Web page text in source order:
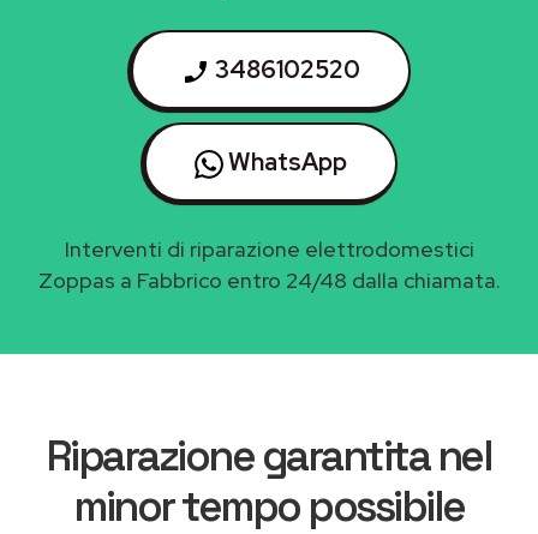
3486102520
WhatsApp
Interventi di riparazione elettrodomestici
Zoppas a Fabbrico entro 24/48 dalla chiamata.
Riparazione garantita nel
minor tempo possibile